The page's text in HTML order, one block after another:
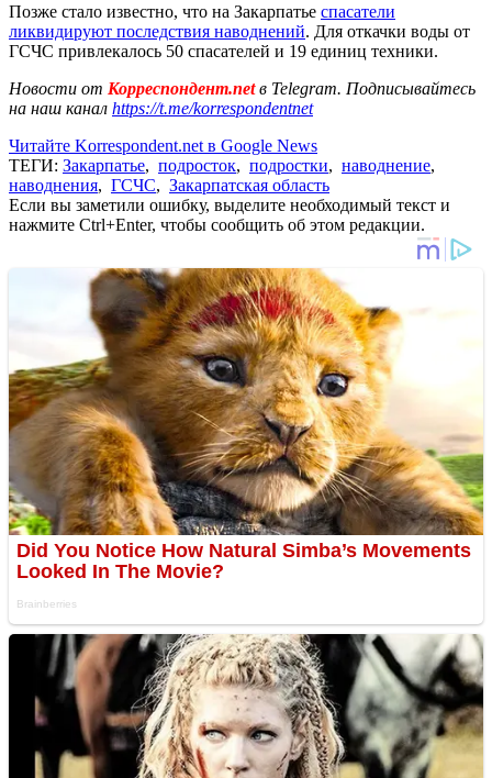
Позже стало известно, что на Закарпатье спасатели
ликвидируют последствия наводнений. Для откачки воды от
ГСЧС привлекалось 50 спасателей и 19 единиц техники.
Новости от Корреспондент.netв Telegram. Подписывайтесь
на наш канал https://t.me/korrespondentnet
Читайте Korrespondent.net в Google News
ТЕГИ: Закарпатье, подросток, подростки, наводнение,
наводнения, ГСЧС, Закарпатская область
Если вы заметили ошибку, выделите необходимый текст и
нажмите Ctrl+Enter, чтобы сообщить об этом редакции.